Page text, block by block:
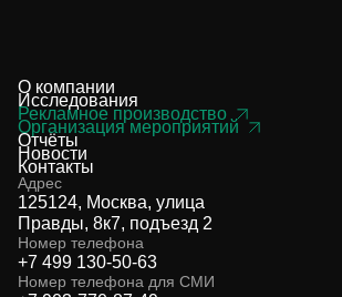
О компании
Исследования
Рекламное производство
Организация мероприятий
Отчёты
Новости
Контакты
Адрес
125124, Москва, улица
Правды, 8к7, подъезд 2
Номер телефона
+7 499 130-50-63
Номер телефона для СМИ